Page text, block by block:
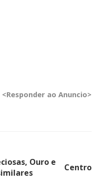
<Responder ao Anuncio>
Ouro e
Centro